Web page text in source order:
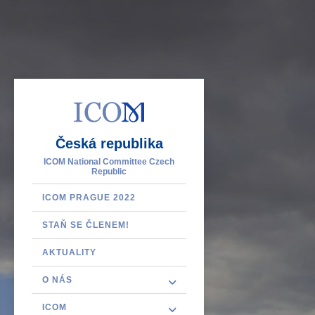
Česká republika
ICOM National Committee Czech
Republic
ICOM PRAGUE 2022
STAŇ SE ČLENEM!
AKTUALITY
O NÁS
ICOM